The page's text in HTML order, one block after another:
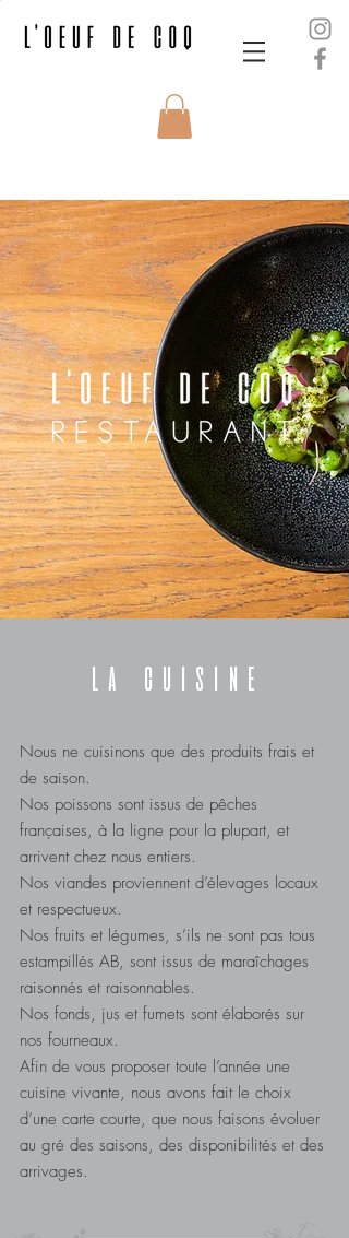
LA CUISINE
Nous ne cuisinons que des produits frais et
de saison.
Nos poissons sont issus de pêches
françaises, à la ligne pour la plupart, et
arrivent chez nous entiers.
Nos viandes proviennent d’élevages locaux
et respectueux.
Nos fruits et légumes, s’ils ne sont pas tous
estampillés AB, sont issus de maraîchages
raisonnés et raisonnables.
Nos fonds, jus et fumets sont élaborés sur
nos fourneaux.
Afin de vous proposer toute l’année une
cuisine vivante, nous avons fait le choix
d’une carte courte, que nous faisons évoluer
au gré des saisons, des disponibilités et des
arrivages.